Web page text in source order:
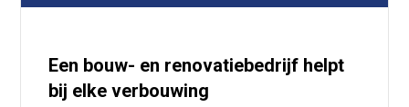
Een bouw- en renovatiebedrijf helpt
bij elke verbouwing